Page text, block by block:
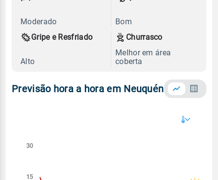
Moderado
Bom
Gripe e Resfriado
Alto
Churrasco
Melhor em área
coberta
Previsão hora a hora em Neuquén